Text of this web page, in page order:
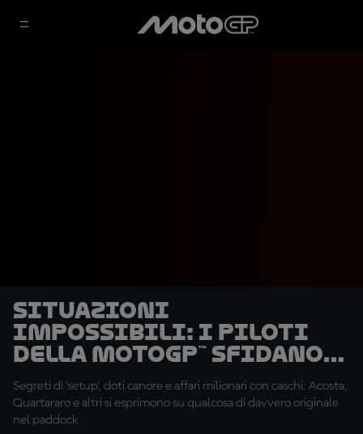
Situazioni
impossibili: i piloti
della MotoGP™ sfidano
l'impossibile
Segreti di 'setup', doti canore e affari milionari con caschi: Acosta,
Quartararo e altri si esprimono su qualcosa di davvero originale
nel paddock